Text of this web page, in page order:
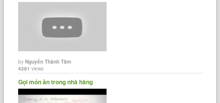
byNguyễn Thành Tâm
4281 views
Gọi món ăn trong nhà hàng